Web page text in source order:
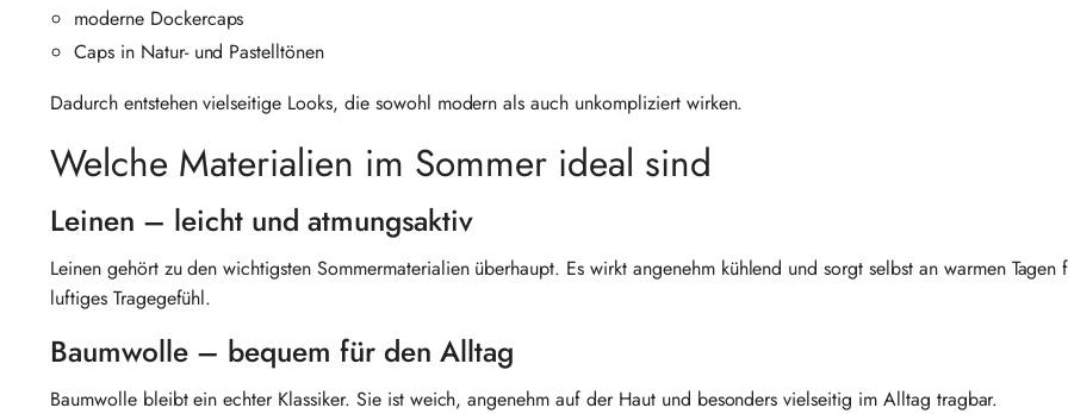
moderne Dockercaps
Caps in Natur- und Pastelltönen
Dadurch entstehen vielseitige Looks, die sowohl modern als auch unkompliziert wirken.
Welche Materialien im Sommer ideal sind
Leinen – leicht und atmungsaktiv
Leinen gehört zu den wichtigsten Sommermaterialien überhaupt. Es wirkt angenehm kühlend und sorgt selbst an warmen Tagen
luftiges Tragegefühl.
Baumwolle – bequem für den Alltag
Baumwolle bleibt ein echter Klassiker. Sie ist weich, angenehm auf der Haut und besonders vielseitig im Alltag tragbar.